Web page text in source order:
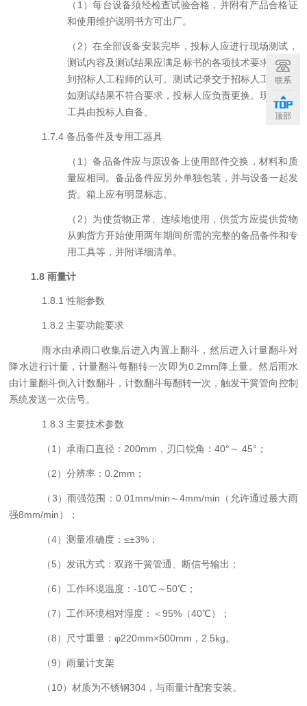
（ 1 ）每台设备须经检查试验合格，并附有产品合格证
和使用维护说明书方可出厂。
（ 2）在全部设备安装完毕，投标人应进行现场测试，
测试内容及测试结果应满足标书的各项技术要求，并得
到招标人工程师的认可。测试记录交于招标人工程师。
如测试结果不符合要求，投标人应负责更换。现场测量
工具由投标人自备。
1.7 .4备品备件及专用工器具
（ 1 ）备品备件应与原设备上使用部件交换，材料和质
量应相同。备品备件应另外单独包装，并与设备一起发
货。箱上应有明显标志。
（ 2）为使货物正常、连续地使用，供货方应提供货物
从购货方开始使用两年期间所需的完整的备品备件和专
用工具等，并附详细清单。
1.8雨量计
1.8 1性能参数
1.8 .2 主要功能要求
雨水由承雨口收集后进入内置上翻斗，然后进入计量翻斗对
降水进行计量，计量翻斗每翻转一次即为0.2mm降上量。然后雨水
由计量翻斗倒入计数翻斗，计数翻斗每翻转一次，触发干簧管向控制
系统发送一次信号。
1.8 .3 主要技术参数
（1 ）承雨口直径： 200mm ，刃口锐角：40°～45°；
（2）分辨率：0.2mm ；
（3）雨强范围： 0.01mm/min ～4mm/min （允许通过最大雨
强8mm/min）；
（4）测量准确度：≤±3% ；
（5）发讯方式：双路干簧管通、断信号输出；
（6）工作环境温度：-10℃～ 50℃；
（7）工作环境相对湿度：＜95% （40℃）；
（8）尺寸重量：φ220mm×500mm ， 2.5kg。
（9）雨量计支架
（10）材质为不锈钢304 ，与雨量计配套安装。
联系
顶部